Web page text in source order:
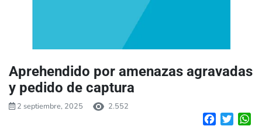
Aprehendido por amenazas agravadas
y pedido de captura
2 septiembre, 2025 2.552
Facebook